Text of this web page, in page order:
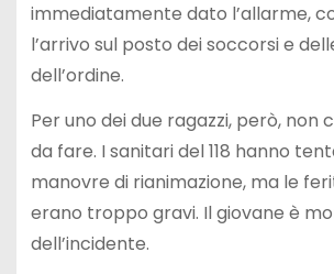
immediatamente dato l’allarme,
l’arrivo sul posto dei soccorsi e
dell’ordine.
Per uno dei due ragazzi, però, non
da fare. I sanitari del 118 hanno
manovre di rianimazione, ma le
erano troppo gravi. Il giovane è
dell’incidente.